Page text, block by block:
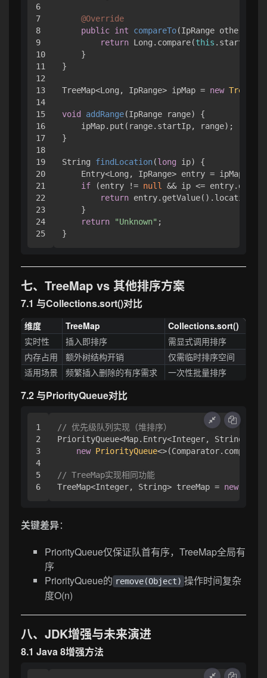
6
7
8
9
10
11
12
13
14
15
16
17
18
19
20
21
22
23
24
@Override
public int compareTo(IpRange other)
return Long.compare(this .startIp,
    }
}
TreeMap<Long, IpRange> ipMap = new TreeMap
void addRange(IpRange range)
{
    ipMap.put(range.startIp, range);
}
String findLocation(long ip)
{
Entry<Long, IpRange> entry =
if (entry != null
&& ip <=
return entry.getValue().location;
    }
return
"Unknown" ;
七、TreeMap vs 其他排序方案
7.1 与Collections.sort()对比
维度 TreeMap
Collections.sort()
实时性
插入即排序
需显式调用排序
内存占用
额外树结构开销
仅需临时排序空间
适用场景
频繁插入删除的有序需求 一次性批量排序
7.2 与PriorityQueue对比
1
2
3
4
5
// 优先级队列实现（堆排序）
PriorityQueue<Map.Entry<Integer, String>>
new PriorityQueue
// TreeMap实现相同功能
TreeMap<Integer, String> treeMap = new
关键差异：
PriorityQueue仅保证队首有序，TreeMap全局有
序
PriorityQueue的 remove(Object) 操作时间复杂
度O(n)
八、JDK增强与未来演进
8.1 Java 8增强方法